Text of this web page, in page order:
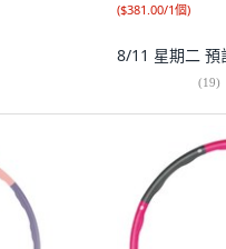
($381.00/1個)
8/11 星期二 預
(19)